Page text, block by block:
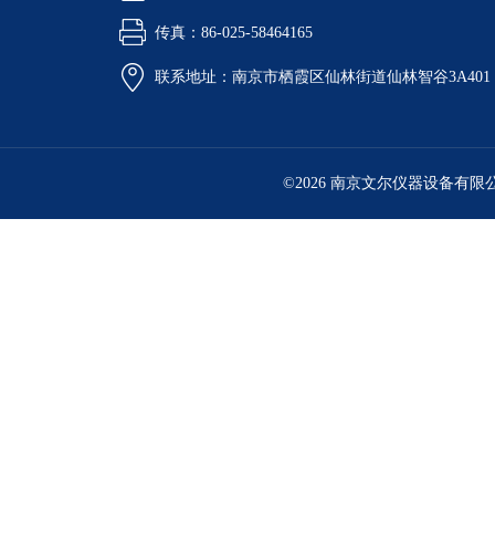
传真：86-025-58464165
联系地址：南京市栖霞区仙林街道仙林智谷3A401
©2026 南京文尔仪器设备有限